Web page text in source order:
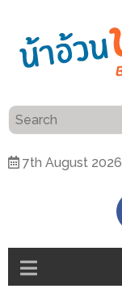
7th August 2026
แนะนำ
ศิริ